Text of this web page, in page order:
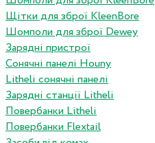
Щітки для зброї KleenBore
Шомполи для зброї Dewey
Зарядні пристрої
Сонячні панелі Houny
Litheli сонячні панелі
Зарядні станції Litheli
Повербанки Litheli
Повербанки Flextail